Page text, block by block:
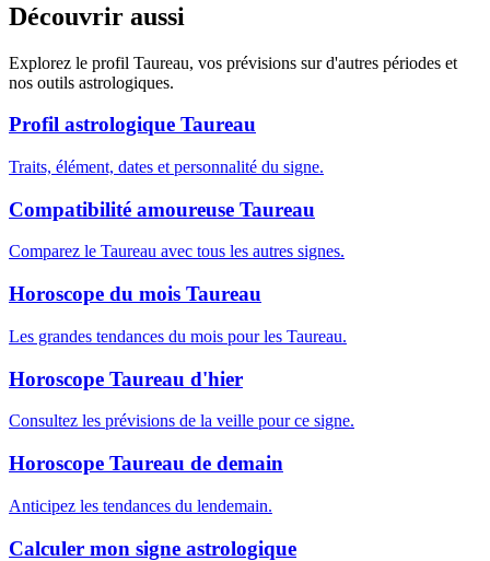
Découvrir aussi
Explorez le profil Taureau, vos prévisions sur d'autres périodes et
nos outils astrologiques.
Profil astrologique Taureau
Traits, élément, dates et personnalité du signe.
Compatibilité amoureuse Taureau
Comparez le Taureau avec tous les autres signes.
Horoscope du mois Taureau
Les grandes tendances du mois pour les Taureau.
Horoscope Taureau d'hier
Consultez les prévisions de la veille pour ce signe.
Horoscope Taureau de demain
Anticipez les tendances du lendemain.
Calculer mon signe astrologique